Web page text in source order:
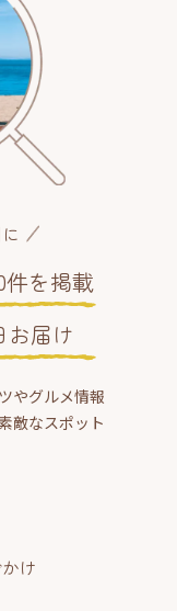
件を掲載
お届け
やグルメ情報
敵なスポット
け